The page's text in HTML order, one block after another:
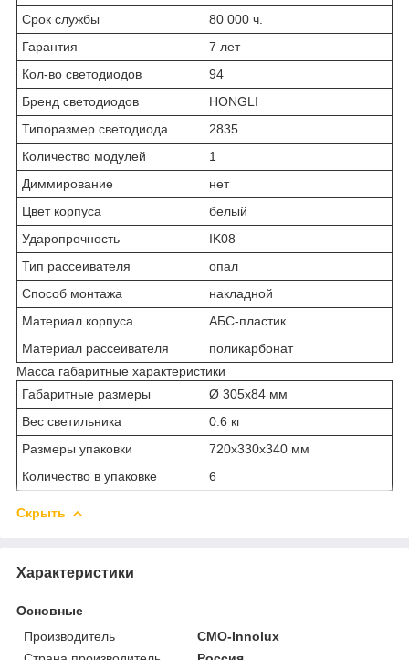
Срок службы
80 000 ч.
Гарантия
7 лет
Кол-во светодиодов
94
Бренд светодиодов
HONGLI
Типоразмер светодиода
2835
Количество модулей
1
Диммирование
нет
Цвет корпуса
белый
Ударопрочность
IK08
Тип рассеивателя
опал
Способ монтажа
накладной
Материал корпуса
АБС-пластик
Материал рассеивателя
поликарбонат
Масса габаритные характеристики
Габаритные размеры
Ø 305х84 мм
Вес светильника
0.6 кг
Размеры упаковки
720х330х340 мм
Количество в упаковке
6
Скрыть
Характеристики
Основные
Производитель
CMO-Innolux